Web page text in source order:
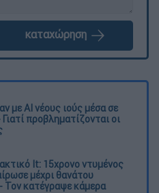
καταχώρηση
με AI νέους ιούς μέσα σε
προβληματίζονται οι
It: 15χρονο ντυμένος
μέχρι θανάτου
Τον κατέγραψε κάμερα